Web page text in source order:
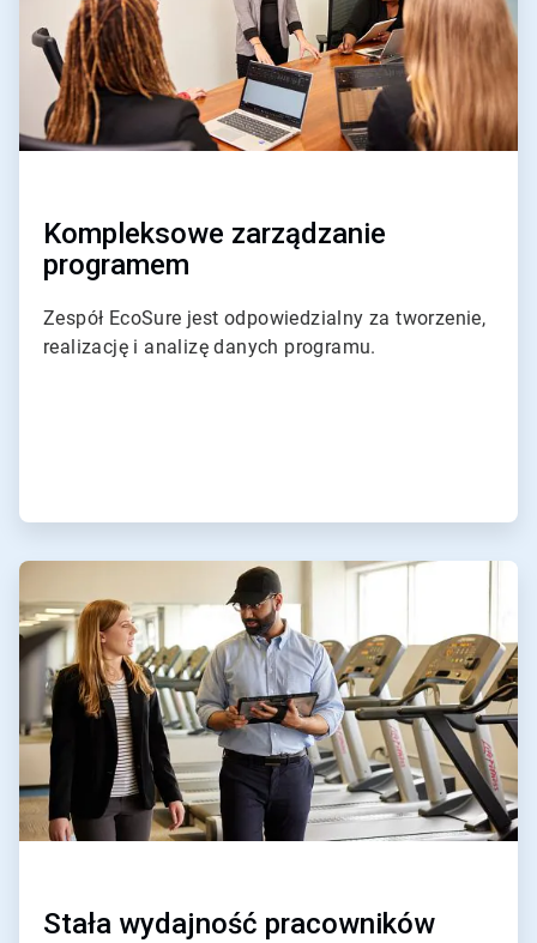
Kompleksowe zarządzanie
programem
Zespół EcoSure jest odpowiedzialny za tworzenie,
realizację i analizę danych programu.
ArticleTile
dla
4
Stała wydajność pracowników